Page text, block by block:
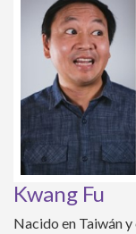
Kwang Fu
Nacido en Taiwán y